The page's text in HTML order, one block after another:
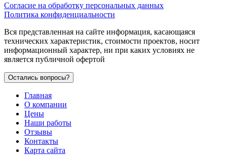
Согласие на обработку персональных данных
Политика конфиденциальности
Вся представленная на сайте информация, касающаяся
технических характеристик, стоимости проектов, носит
информационный характер, ни при каких условиях не
является публичной офертой
Остались вопросы?
Главная
О компании
Цены
Наши работы
Отзывы
Контакты
Карта сайта